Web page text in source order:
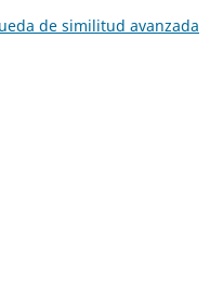
de similitud avanzada